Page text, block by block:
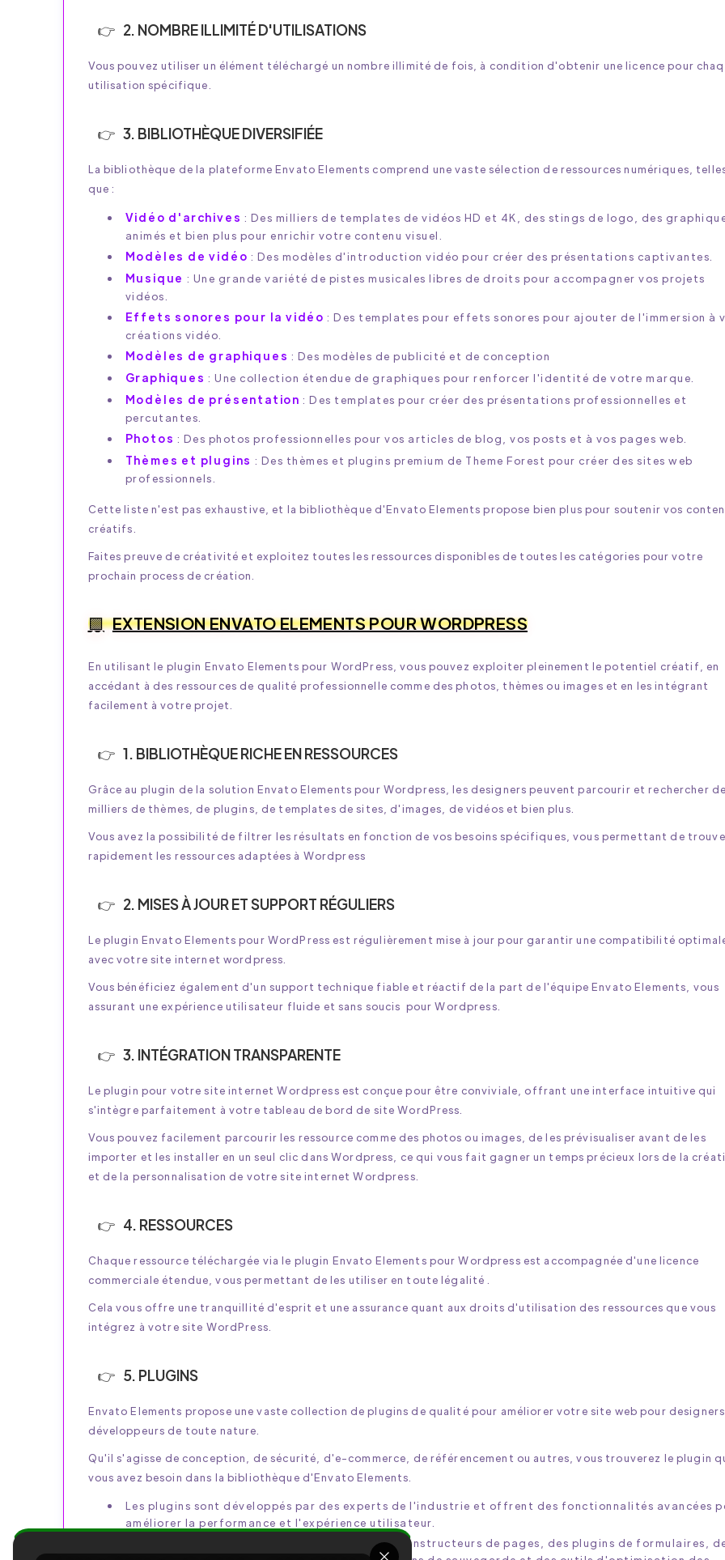
2. NOMBRE ILLIMITÉ D'UTILISATIONS
Vous pouvez utiliser un élément téléchargé un nombre illimité de fois, à condition d'obtenir une licence pour
utilisation spécifique.
3. BIBLIOTHÈQUE DIVERSIFIÉE
La bibliothèque de la plateforme Envato Elements comprend une vaste sélection de ressources numériques,
que :
Vidéo d'archives : Des milliers de templates de vidéos HD et 4K, des stings de logo, des
animés et bien plus pour enrichir votre contenu visuel.
Modèles de vidéo : Des modèles d'introduction vidéo pour créer des présentations captivantes.
Musique : Une grande variété de pistes musicales libres de droits pour accompagner vos projets
vidéos.
Effets sonores pour la vidéo : Des templates pour effets sonores pour ajouter de l'immersion à
créations vidéo.
Modèles de graphiques : Des modèles de publicité et de conception
Graphiques : Une collection étendue de graphiques pour renforcer l'identité de votre marque.
Modèles de présentation : Des templates pour créer des présentations professionnelles et
percutantes.
Photos : Des photos professionnelles pour vos articles de blog, vos posts et à vos pages web.
Thèmes et plugins : Des thèmes et plugins premium de Theme Forest pour créer des sites web
professionnels.
Cette liste n'est pas exhaustive, et la bibliothèque d'Envato Elements propose bien plus pour soutenir vos
créatifs.
Faites preuve de créativité et exploitez toutes les ressources disponibles de toutes les catégories pour votre
prochain process de création.
EXTENSION ENVATO ELEMENTS POUR WORDPRESS
En utilisant le plugin Envato Elements pour WordPress, vous pouvez exploiter pleinement le potentiel créatif, en
accédant à des ressources de qualité professionnelle comme des photos, thèmes ou images et en les intégrant
facilement à votre projet.
1. BIBLIOTHÈQUE RICHE EN RESSOURCES
Grâce au plugin de la solution Envato Elements pour Wordpress, les designers peuvent parcourir et rechercher
milliers de thèmes, de plugins, de templates de sites, d'images, de vidéos et bien plus.
Vous avez la possibilité de filtrer les résultats en fonction de vos besoins spécifiques, vous permettant de
rapidement les ressources adaptées à Wordpress
2. MISES À JOUR ET SUPPORT RÉGULIERS
Le plugin Envato Elements pour WordPress est régulièrement mise à jour pour garantir une compatibilité
avec votre site internet wordpress.
Vous bénéficiez également d'un support technique fiable et réactif de la part de l'équipe Envato Elements, vous
assurant une expérience utilisateur fluide et sans soucis pour Wordpress.
3. INTÉGRATION TRANSPARENTE
Le plugin pour votre site internet Wordpress est conçue pour être conviviale, offrant une interface intuitive qui
s'intègre parfaitement à votre tableau de bord de site WordPress.
Vous pouvez facilement parcourir les ressource comme des photos ou images, de les prévisualiser avant de les
importer et les installer en un seul clic dans Wordpress, ce qui vous fait gagner un temps précieux lors de la
et de la personnalisation de votre site internet Wordpress.
4. RESSOURCES
Chaque ressource téléchargée via le plugin Envato Elements pour Wordpress est accompagnée d'une licence
commerciale étendue, vous permettant de les utiliser en toute légalité .
Cela vous offre une tranquillité d'esprit et une assurance quant aux droits d'utilisation des ressources que vous
intégrez à votre site WordPress.
5. PLUGINS
Envato Elements propose une vaste collection de plugins de qualité pour améliorer votre site web pour
développeurs de toute nature.
Qu'il s'agisse de conception, de sécurité, d'e-commerce, de référencement ou autres, vous trouverez le plugin
vous avez besoin dans la bibliothèque d'Envato Elements.
Les plugins sont développés par des experts de l'industrie et offrent des fonctionnalités avancées
améliorer la performance et l'expérience utilisateur.
Vous avez des plugins populaires tels que des constructeurs de pages, des plugins de formulaires,